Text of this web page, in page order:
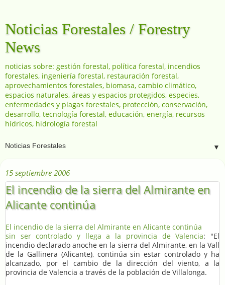
Noticias Forestales / Forestry
News
noticias sobre: gestión forestal, política forestal, incendios
forestales, ingeniería forestal, restauración forestal,
aprovechamientos forestales, biomasa, cambio climático,
espacios naturales, áreas y espacios protegidos, especies,
enfermedades y plagas forestales, protección, conservación,
desarrollo, tecnología forestal, educación, energía, recursos
hídricos, hidrología forestal
▼
15 septiembre 2006
El incendio de la sierra del Almirante en
Alicante continúa
El incendio de la sierra del Almirante en Alicante continúa
sin ser controlado y llega a la provincia de Valencia: "El
incendio declarado anoche en la sierra del Almirante, en la Vall
de la Gallinera (Alicante), continúa sin estar controlado y ha
alcanzado, por el cambio de la dirección del viento, a la
provincia de Valencia a través de la población de Villalonga.